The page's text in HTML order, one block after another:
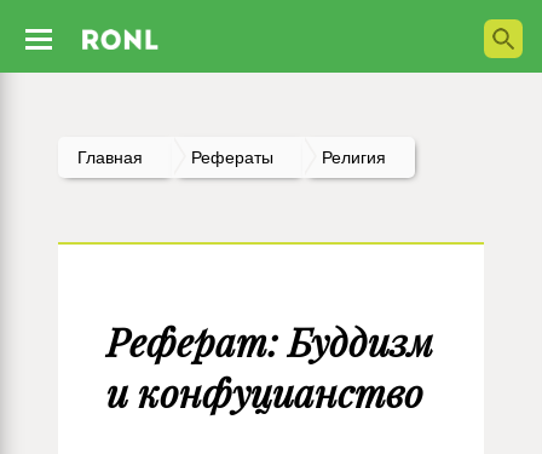
Главная Рефераты Религия
Реферат: Буддизм
и конфуцианство